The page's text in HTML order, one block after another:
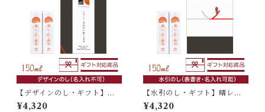
【デザインのし・ギフト】晴
レノ日ノ醤油 150ml×2本入
¥4,320
【水引のし・ギフト】晴レノ
日ノ醤油 150ml×2本入
¥4,320